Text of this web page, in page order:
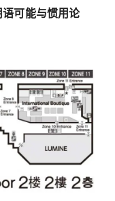
可能与惯用论